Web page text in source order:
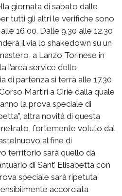
giornata di sabato dalle
tutti gli altri le verifiche sono
16,00. Dalle 9.30 alle 12.30
il via lo shakedown su un
a Lanzo Torinese in
l’area service dello
di partenza si terrà alle 17.30
Martiri a Ciriè dalla quale
la prova speciale di
altra novità di questa
fortemente voluto dal
al fine di
territorio sarà quello da
di Sant’ Elisabetta con
speciale sarà ripetuta
accorciata